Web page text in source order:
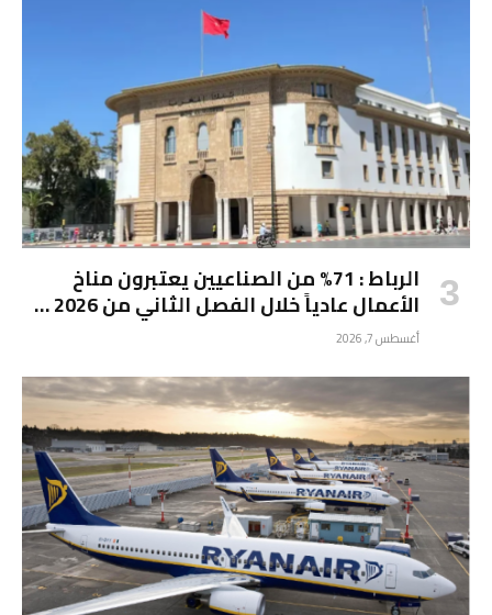
الرباط : 71% من الصناعيين يعتبرون مناخ
الأعمال عادياً خلال الفصل الثاني من 2026 …
أغسطس 7, 2026